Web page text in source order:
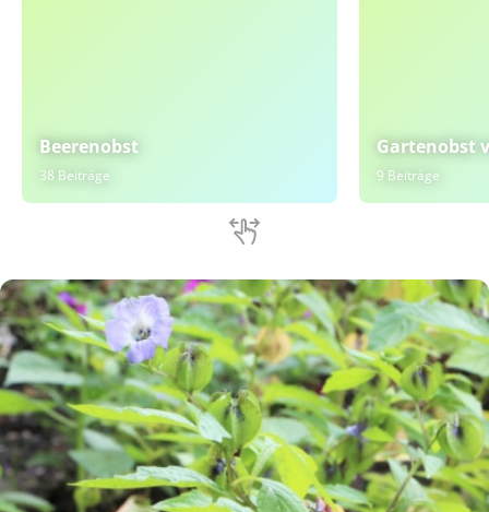
Beerenobst
38 Beiträge
Gartenobst
9 Beiträge